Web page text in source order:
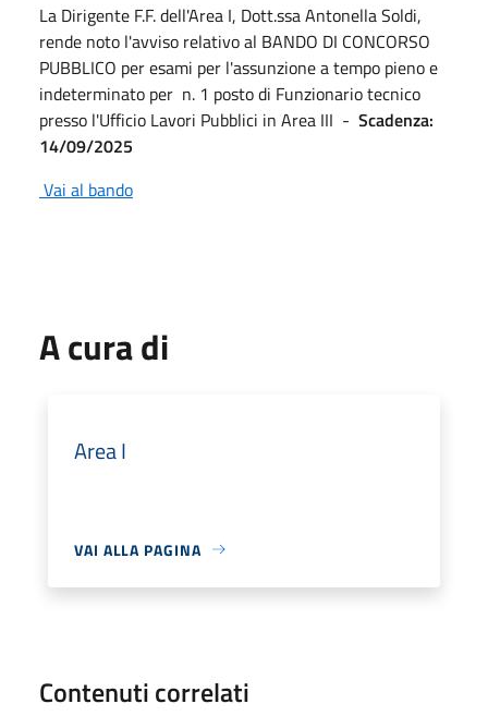
La Dirigente F.F. dell'Area I, Dott.ssa Antonella Soldi,
rende noto l'avviso relativo al BANDO DI CONCORSO
PUBBLICO per esami per l'assunzione a tempo pieno e
indeterminato per n. 1 posto di Funzionario tecnico
presso l'Ufficio Lavori Pubblici in Area III - Scadenza:
14/09/2025
Vai al bando
A cura di
Area I
VAI ALLA PAGINA
Contenuti correlati